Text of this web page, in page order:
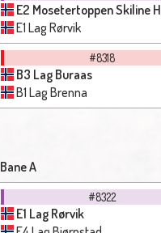
E2 Mosetertoppen Skiline Høstmælingen
E1 Lag Rørvik
#8318
B3 Lag Buraas
B1 Lag Brenna
Bane A
#8322
E1 Lag Rørvik